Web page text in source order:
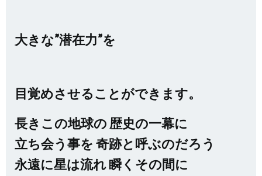
大きな”潜在力”を
目覚めさせることができます。
長きこの地球の 歴史の一幕に
立ち会う事を 奇跡と呼ぶのだろう
永遠に星は流れ 瞬くその間に